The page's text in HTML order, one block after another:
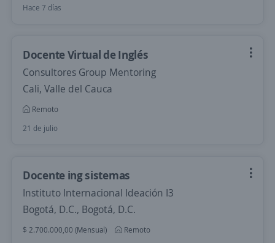
Hace 7 días
Docente Virtual de Inglés
Consultores Group Mentoring
Cali, Valle del Cauca
Remoto
21 de julio
Docente ing sistemas
Instituto Internacional Ideación I3
Bogotá, D.C., Bogotá, D.C.
$ 2.700.000,00 (Mensual)
Remoto